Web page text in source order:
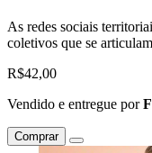
As redes sociais
coletivos que se
R$42,00
Vendido e entregue por
Comprar